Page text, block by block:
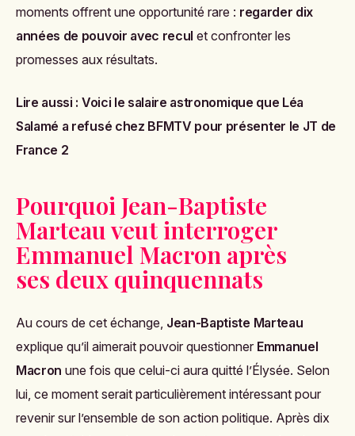
moments offrent une opportunité rare : regarder dix
années de pouvoir avec recul et confronter les
promesses aux résultats.
Lire aussi : Voici le salaire astronomique que Léa
Salamé a refusé chez BFMTV pour présenter le JT de
France 2
Pourquoi Jean-Baptiste
Marteau veut interroger
Emmanuel Macron après
ses deux quinquennats
Au cours de cet échange, Jean-Baptiste Marteau
explique qu’il aimerait pouvoir questionner Emmanuel
Macron une fois que celui-ci aura quitté l’Élysée. Selon
lui, ce moment serait particulièrement intéressant pour
revenir sur l’ensemble de son action politique. Après dix